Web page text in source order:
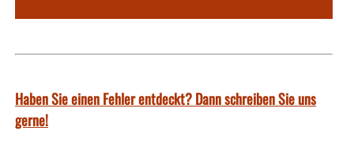
Haben Sie einen Fehler entdeckt? Dann schreiben Sie uns
gerne!